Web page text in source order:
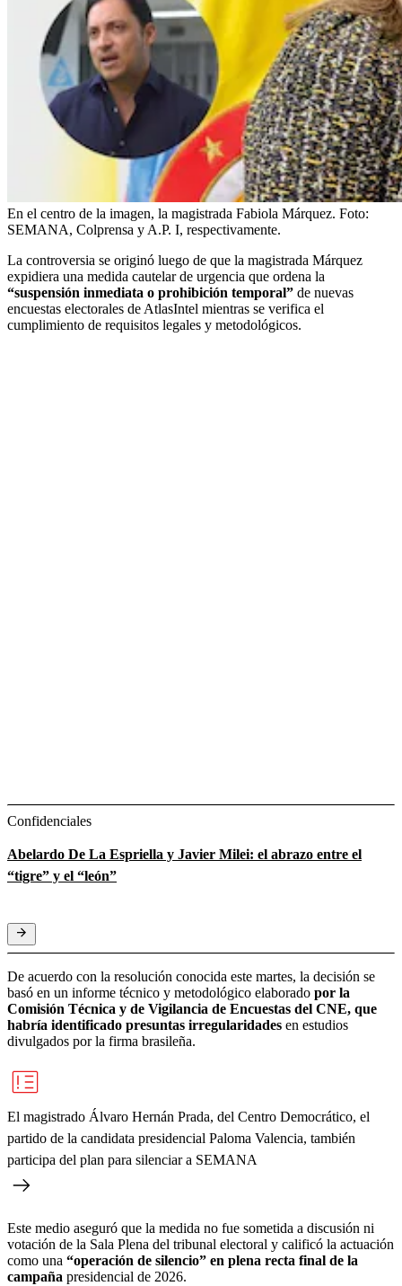
En el centro de la imagen, la magistrada Fabiola Márquez. Foto:
SEMANA, Colprensa y A.P. I, respectivamente.
La controversia se originó luego de que la magistrada Márquez
expidiera una medida cautelar de urgencia que ordena la
“suspensión inmediata o prohibición temporal” de nuevas
encuestas electorales de AtlasIntel mientras se verifica el
cumplimiento de requisitos legales y metodológicos.
Confidenciales
Abelardo De La Espriella y Javier Milei: el abrazo entre el
“tigre” y el “león”
De acuerdo con la resolución conocida este martes, la decisión se
basó en un informe técnico y metodológico elaborado por la
Comisión Técnica y de Vigilancia de Encuestas del CNE, que
habría identificado presuntas irregularidades en estudios
divulgados por la firma brasileña.
El magistrado Álvaro Hernán Prada, del Centro Democrático, el
partido de la candidata presidencial Paloma Valencia, también
participa del plan para silenciar a SEMANA
Este medio aseguró que la medida no fue sometida a discusión ni
votación de la Sala Plena del tribunal electoral y calificó la actuación
como una “operación de silencio” en plena recta final de la
campaña presidencial de 2026.